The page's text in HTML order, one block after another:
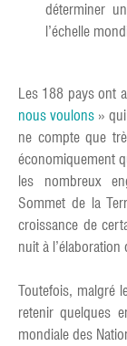
déterminer
l’échelle
Les 188 pays ont
nous voulons »
ne compte que
économiquement
les nombreux
Sommet de la
croissance de
nuit à l’élaboration
Toutefois, malgré
retenir quelques
mondiale des